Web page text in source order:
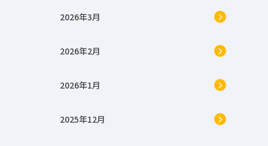
2026年3月
2026年2月
2026年1月
2025年12月